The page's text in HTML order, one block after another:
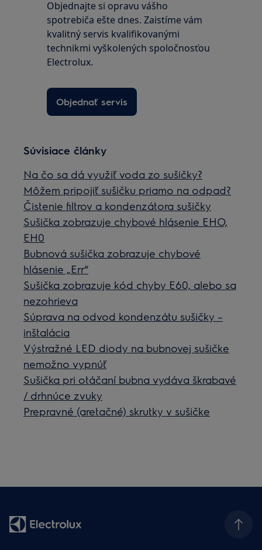
Objednajte si opravu vášho
spotrebiča ešte dnes. Zaistíme vám
kvalitný servis kvalifikovanými
technikmi vyškolených spoločnosťou
Electrolux.
Objednať servis
Súvisiace články
Na čo sa dá využiť voda zo sušičky?
Môžem pripojiť sušičku priamo na odpad?
Čistenie filtrov a kondenzátora sušičky
Sušička zobrazuje chybové hlásenie EHO,
EH0
Bubnová sušička zobrazuje chybové
hlásenie „Err“
Sušička zobrazuje kód chyby E60, alebo sa
nezohrieva
Súprava na odvod kondenzátu sušičky –
inštalácia
Výstražné LED diody na bubnovej sušičke
nemožno vypnúť
Sušička pri otáčaní bubna vydáva škrabavé
/ drhnúce zvuky
Prepravné (aretačné) skrutky v sušičke